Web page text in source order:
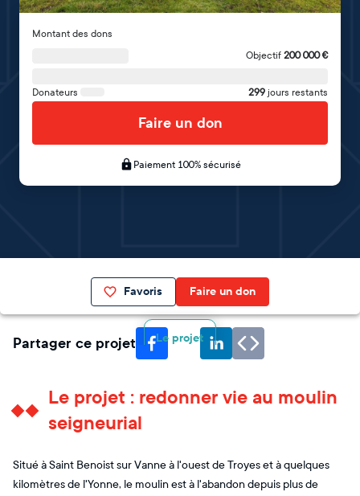
Montant des dons
Objectif 200 000€
Donateurs 299 jours restants
Faire un don
Paiement 100% sécurisé
Favoris Faire un don
Le projet
Partager ce projet
Le projet : redonner vie au moulin
seigneurial
Situé à Saint Benoist sur Vanne à l'ouest de Troyes et à quelques
kilomètres de l'Yonne, le moulin est à l'abandon depuis plus de